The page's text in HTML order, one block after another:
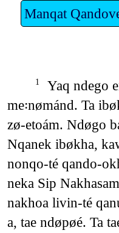
Manqat
1
Yaq ndego
me꞉nømánd. Ta
zø-etoám. Ndøgo
Nqanek ibøkha,
nonqo-té qando-
neka Sip
nakhoa livin-té
a, tae ndøpøé. Ta